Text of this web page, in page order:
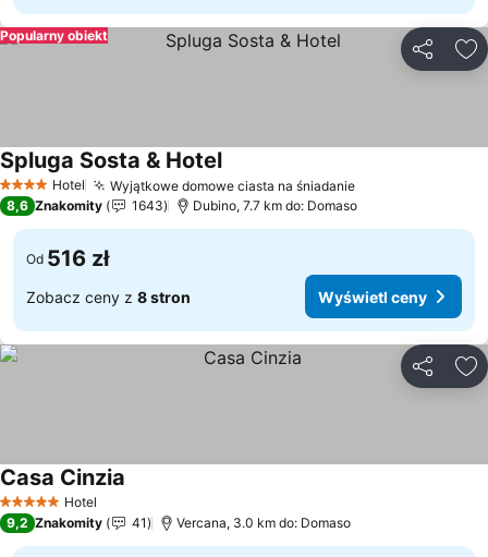
Popularny obiekt
4 KategoriaHotel Wyjątkowe domowe ciasta na śniadanieWyświetl ceny
Spluga Sosta & HotelWyświetl ceny
8,6 Znakomity 1643 Dubino, 7.7 km do: Domaso
Od 516 zł
Zobacz ceny z 8 stron Wyświetl ceny
5 KategoriaHotel
Casa Cinzia
9,2 Znakomity 41 Vercana, 3.0 km do: Domaso